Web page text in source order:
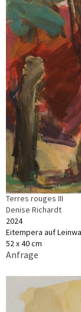
Terres rouges III
Denise Richardt
2024
Eitempera auf
52 x 40 cm
Anfrage